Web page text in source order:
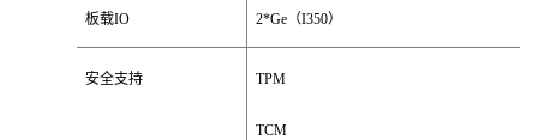
板载IO 2*Ge （I350）
安全支持 TPM
TCM